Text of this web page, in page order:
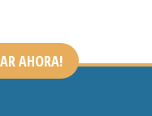
AHORA!